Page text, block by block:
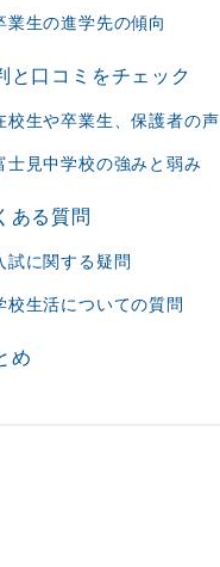
業生の進学先の傾向
と口コミをチェック
校生や卒業生、保護者の声
士見中学校の強みと弱み
ある質問
試に関する疑問
校生活についての質問
め